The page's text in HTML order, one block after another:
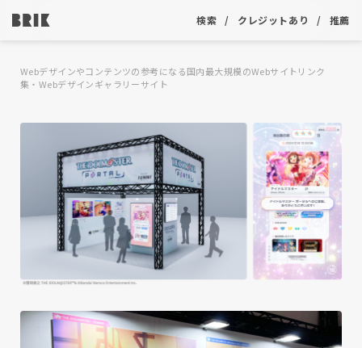
検索 クレジットあり 推薦
Webデザインやコンテンツの参考になる国内最大規模のWebサイトリンク
集・Webデザインギャラリーサイト